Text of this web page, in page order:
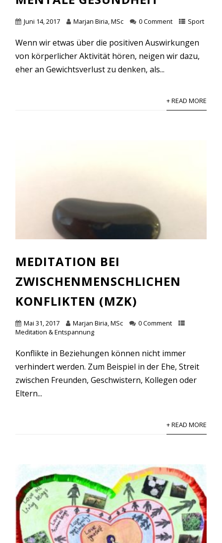
Juni 14, 2017 Marjan Biria, MSc 0 Comment Sport
Wenn wir etwas über die positiven Auswirkungen
von körperlicher Aktivität hören, neigen wir dazu,
eher an Gewichtsverlust zu denken, als...
+ READ MORE
MEDITATION BEI
ZWISCHENMENSCHLICHEN
KONFLIKTEN (MZK)
Mai 31, 2017 Marjan Biria, MSc
0 Comment
Meditation & Entspannung
Konflikte in Beziehungen können nicht immer
verhindert werden. Zum Beispiel in der Ehe, Streit
zwischen Freunden, Geschwistern, Kollegen oder
Eltern...
+ READ MORE